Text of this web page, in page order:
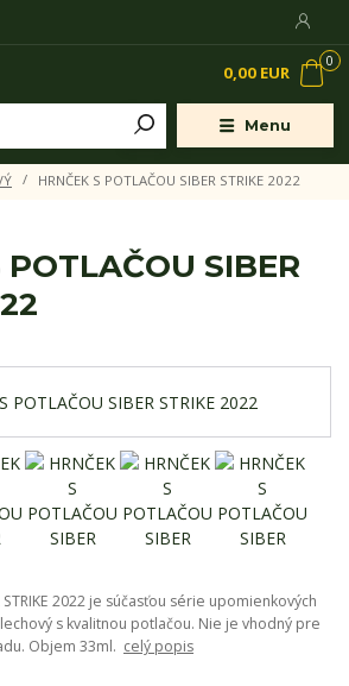
Menu
0
0,00 EUR
HRNČEK S POTLAČOU SIBER STRIKE 2022
POTLAČOU SIBER
2022 je súčasťou série upomienkových
s kvalitnou potlačou. Nie je vhodný pre
Objem 33ml. celý popis